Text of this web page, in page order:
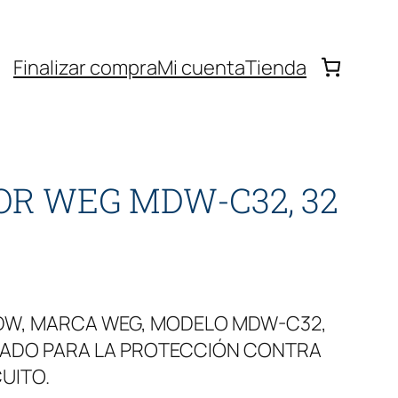
Finalizar compraMi cuentaTienda
WEG MDW-C32, 32
MARCA WEG, MODELO MDW-C32,
PARA LA PROTECCIÓN CONTRA